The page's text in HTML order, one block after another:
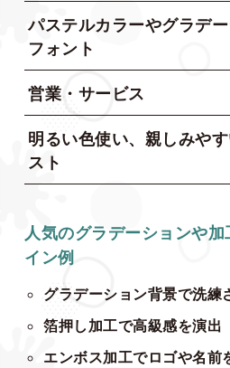
パステルカラーやグラデ
フォント
営業・サービス
明るい色使い、親しみや
スト
人気のグラデーションや
イン例
グラデーション背景で洗練
箔押し加工で高級感を演出
エンボス加工でロゴや名前